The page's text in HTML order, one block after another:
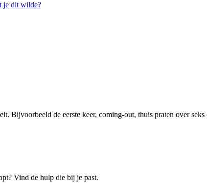
je dit wilde?
Bijvoorbeeld de eerste keer, coming-out, thuis praten over seks
Vind de hulp die bij je past.